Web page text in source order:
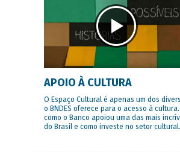
APOIO À CULTURA
O Espaço Cultural é apenas um dos
o BNDES oferece para o acesso à
como o Banco apoiou uma das mais
do Brasil e como investe no setor cultural.